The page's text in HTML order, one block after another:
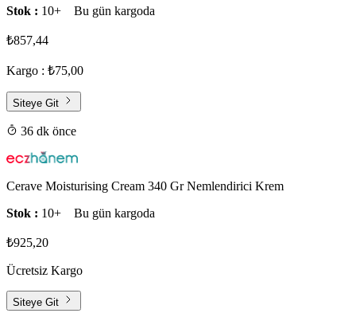
Stok : 10+ Bu gün kargoda
₺857,44
Kargo : ₺75,00
Siteye Git
36 dk önce
Cerave Moisturising Cream 340 Gr Nemlendirici Krem
Stok : 10+ Bu gün kargoda
₺925,20
Ücretsiz Kargo
Siteye Git